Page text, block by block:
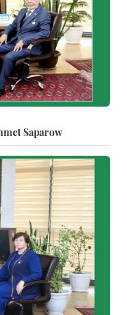
Saparow